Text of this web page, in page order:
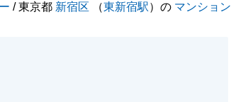
/ 東京都 新宿区 （東新宿駅）の マンション